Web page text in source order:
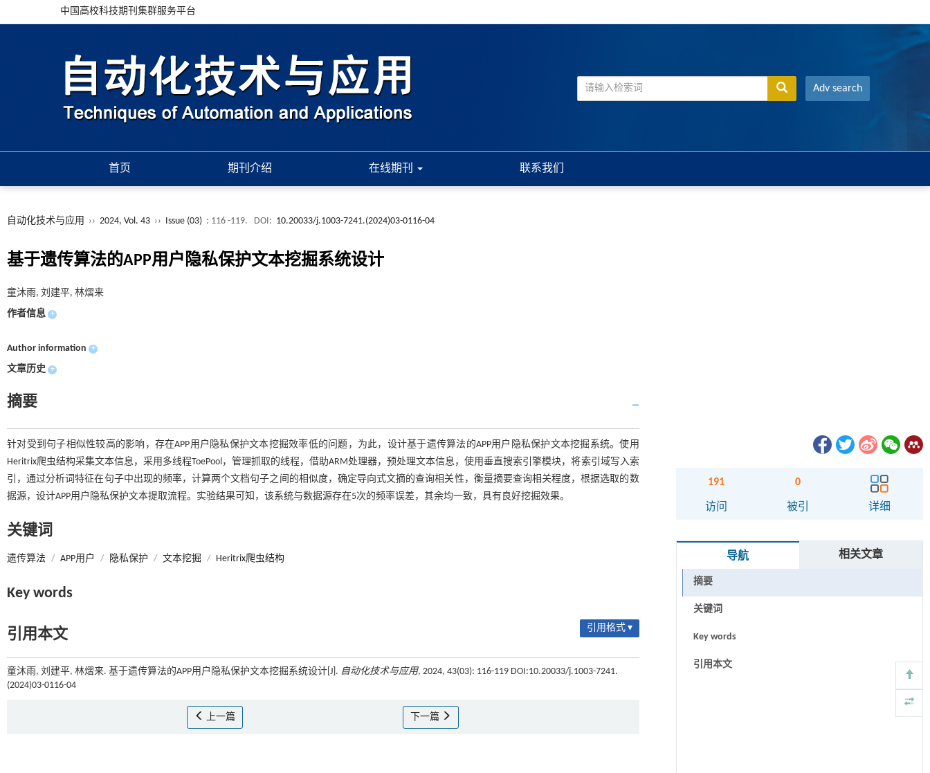
中国高校科技期刊集群服务平台
Adv search
首页 期刊介绍 在线期刊 联系我们
自动化技术与应用 ›› 2024, Vol. 43 ›› Issue (03) : 116 -119. DOI: 10.20033/j.1003-7241.(2024)03-0116-04
基于遗传算法的APP用户隐私保护文本挖掘系统设计
童沐雨, 刘建平, 林熠来
作者信息 +
Author information +
文章历史 +
摘要
针对受到句子相似性较高的影响，存在APP用户隐私保护文本挖掘效率低的问题，为此，设计基于遗传算法的APP用户隐私保护文本挖掘系统。使用
Heritrix爬虫结构采集文本信息，采用多线程ToePool，管理抓取的线程，借助ARM处理器，预处理文本信息，使用垂直搜索引擎模块，将索引域写入索
引，通过分析词特征在句子中出现的频率，计算两个文档句子之间的相似度，确定导向式文摘的查询相关性，衡量摘要查询相关程度，根据选取的数
据源，设计APP用户隐私保护文本提取流程。实验结果可知，该系统与数据源存在5次的频率误差，其余均一致，具有良好挖掘效果。
关键词
遗传算法 / APP用户 / 隐私保护 / 文本挖掘 / Heritrix爬虫结构
Key words
引用本文 引用格式 ▾
童沐雨, 刘建平, 林熠来. 基于遗传算法的APP用户隐私保护文本挖掘系统设计[J]. 自动化技术与应用, 2024, 43(03): 116-119 DOI:10.20033/j.1003-7241.
(2024)03-0116-04
上一篇 下一篇
191
访问
0
被引 详细
导航 相关文章
摘要
关键词
Key words
引用本文